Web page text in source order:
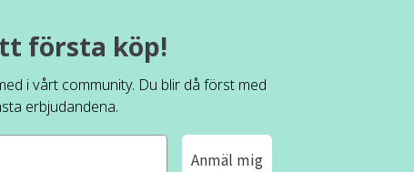
första köp!
i vårt community. Du blir då först med
erbjudandena.
Anmäl mig